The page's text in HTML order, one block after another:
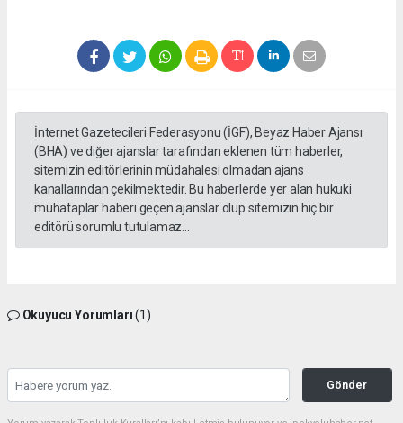
İnternet Gazetecileri Federasyonu (İGF), Beyaz Haber Ajansı
(BHA) ve diğer ajanslar tarafından eklenen tüm haberler,
sitemizin editörlerinin müdahalesi olmadan ajans
kanallarından çekilmektedir. Bu haberlerde yer alan hukuki
muhataplar haberi geçen ajanslar olup sitemizin hiç bir
editörü sorumlu tutulamaz...
Okuyucu Yorumları(1)
Gönder